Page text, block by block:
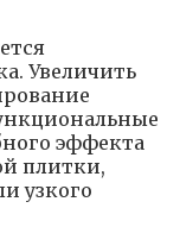
Увеличить
эффекта
плитки,
узкого